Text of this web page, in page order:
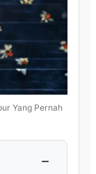
Yang Pernah
−